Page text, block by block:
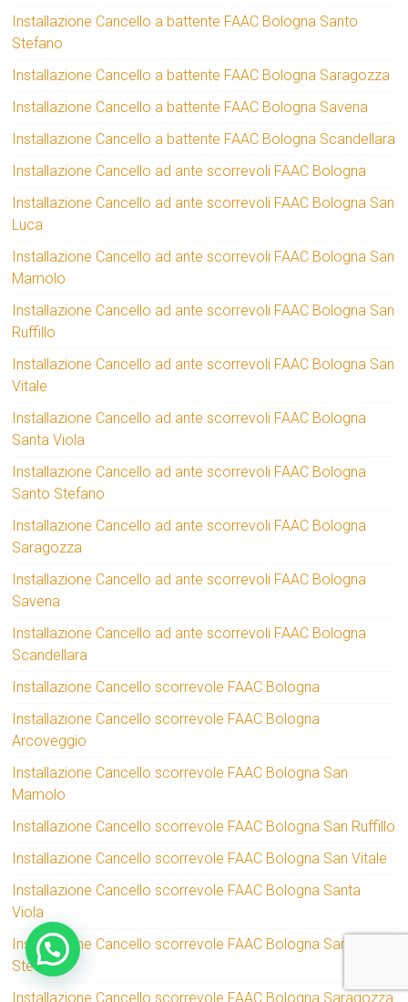
Installazione Cancello a battente FAAC Bologna Santo
Stefano
Installazione Cancello a battente FAAC Bologna Saragozza
Installazione Cancello a battente FAAC Bologna Savena
Installazione Cancello a battente FAAC Bologna Scandellara
Installazione Cancello ad ante scorrevoli FAAC Bologna
Installazione Cancello ad ante scorrevoli FAAC Bologna San
Luca
Installazione Cancello ad ante scorrevoli FAAC Bologna San
Mamolo
Installazione Cancello ad ante scorrevoli FAAC Bologna San
Ruffillo
Installazione Cancello ad ante scorrevoli FAAC Bologna San
Vitale
Installazione Cancello ad ante scorrevoli FAAC Bologna
Santa Viola
Installazione Cancello ad ante scorrevoli FAAC Bologna
Santo Stefano
Installazione Cancello ad ante scorrevoli FAAC Bologna
Saragozza
Installazione Cancello ad ante scorrevoli FAAC Bologna
Savena
Installazione Cancello ad ante scorrevoli FAAC Bologna
Scandellara
Installazione Cancello scorrevole FAAC Bologna
Installazione Cancello scorrevole FAAC Bologna
Arcoveggio
Installazione Cancello scorrevole FAAC Bologna San
Mamolo
Installazione Cancello scorrevole FAAC Bologna San Ruffillo
Installazione Cancello scorrevole FAAC Bologna San Vitale
Installazione Cancello scorrevole FAAC Bologna Santa
Viola
Installazione Cancello scorrevole FAAC Bologna Santo
Stefano
Installazione Cancello scorrevole FAAC Bologna Saragozza